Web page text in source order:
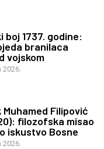
boj 1737. godine:
branilaca
vojskom
2026.
Muhamed Filipović
filozofska misao
iskustvo Bosne
2026.